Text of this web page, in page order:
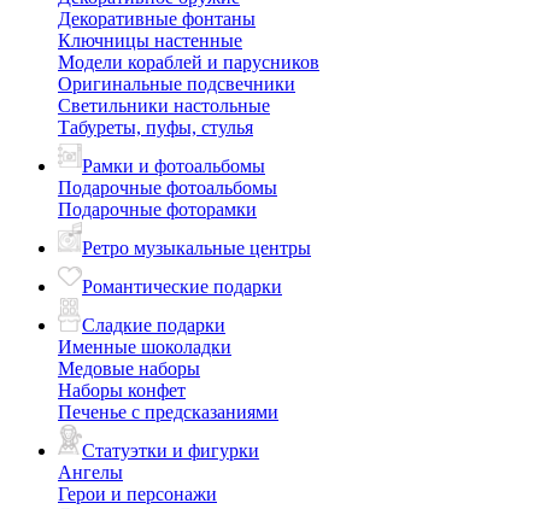
Декоративные фонтаны
Ключницы настенные
Модели кораблей и парусников
Оригинальные подсвечники
Светильники настольные
Табуреты, пуфы, стулья
Рамки и фотоальбомы
Подарочные фотоальбомы
Подарочные фоторамки
Ретро музыкальные центры
Романтические подарки
Сладкие подарки
Именные шоколадки
Медовые наборы
Наборы конфет
Печенье с предсказаниями
Статуэтки и фигурки
Ангелы
Герои и персонажи